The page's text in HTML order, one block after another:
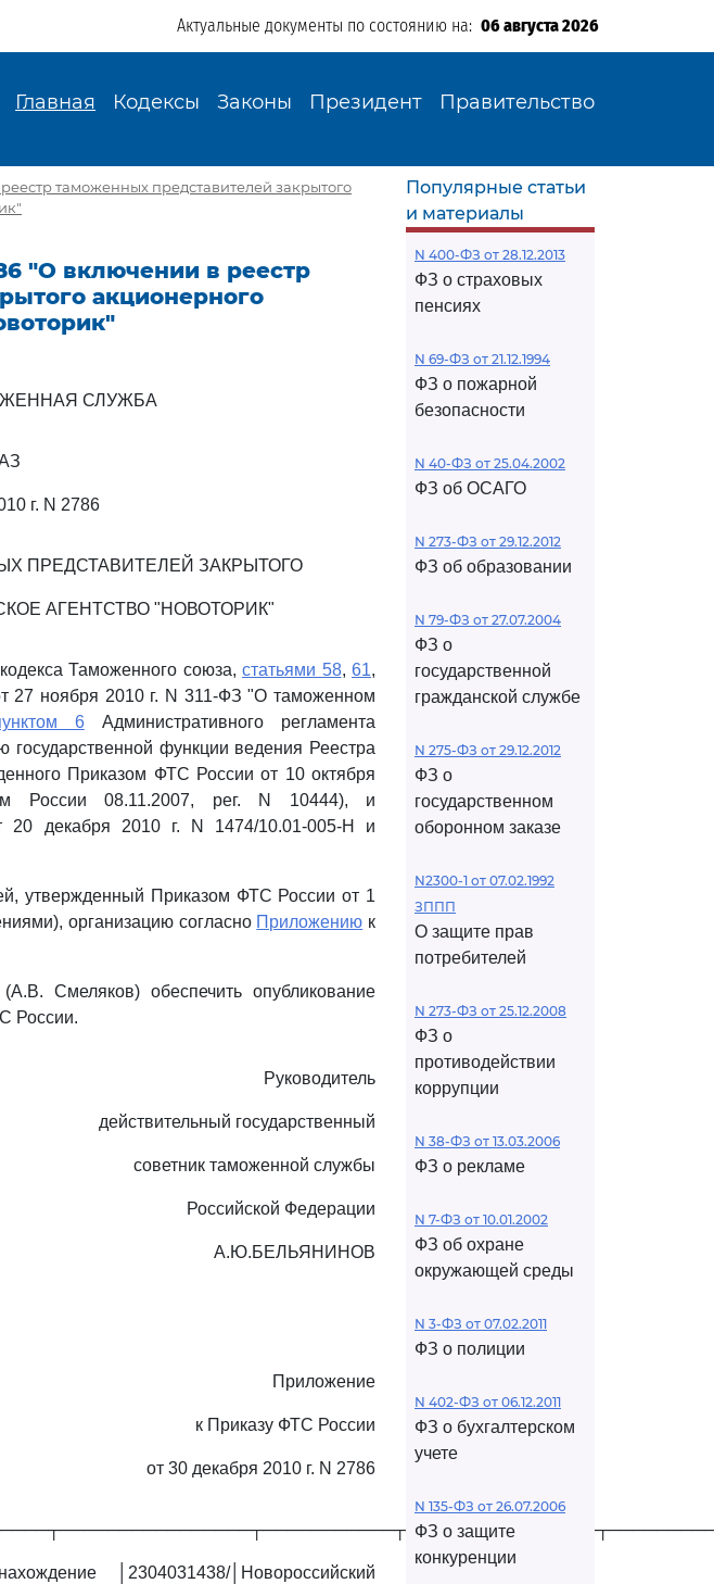
Актуальные документы по состоянию на: 06 августа 2026
Главная Кодексы Законы Президент Правительство
таможенных представителей закрытого
"О включении в реестр
акционерного
СЛУЖБА
г. N 2786
ПРЕДСТАВИТЕЛЕЙ ЗАКРЫТОГО
АГЕНТСТВО "НОВОТОРИК"
Таможенного союза, статьями 58, 61,
27 ноября 2010 г. N 311-ФЗ "О таможенном
6Административного регламента
функции ведения Реестра
Приказом ФТС России от 10 октября
России 08.11.2007, рег. N 10444), и
20 декабря 2010 г. N 1474/10.01-005-Н и
утвержденный Приказом ФТС России от 1
организацию согласно Приложению к
Смеляков) обеспечить опубликование
России.
Руководитель
действительный государственный
советник таможенной службы
Российской Федерации
А.Ю.БЕЛЬЯНИНОВ
Приложение
к Приказу ФТС России
от 30 декабря 2010 г. N 2786
│2304031438/│Новороссийский
Популярные статьи
и материалы
N 400-ФЗ от 28.12.2013
ФЗ о страховых
пенсиях
N 69-ФЗ от 21.12.1994
ФЗ о пожарной
безопасности
N 40-ФЗ от 25.04.2002
ФЗ об ОСАГО
N 273-ФЗ от 29.12.2012
ФЗ об образовании
N 79-ФЗ от 27.07.2004
ФЗ о
государственной
гражданской службе
N 275-ФЗ от 29.12.2012
ФЗ о
государственном
оборонном заказе
N2300-1 от 07.02.1992
ЗППП
О защите прав
потребителей
N 273-ФЗ от 25.12.2008
ФЗ о
противодействии
коррупции
N 38-ФЗ от 13.03.2006
ФЗ о рекламе
N 7-ФЗ от 10.01.2002
ФЗ об охране
окружающей среды
N 3-ФЗ от 07.02.2011
ФЗ о полиции
N 402-ФЗ от 06.12.2011
ФЗ о бухгалтерском
учете
N 135-ФЗ от 26.07.2006
ФЗ о защите
конкуренции